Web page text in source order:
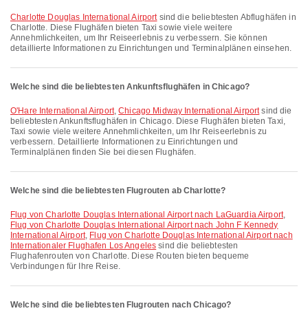
Charlotte Douglas International Airportsind die beliebtesten Abflughäfen in
Charlotte. Diese Flughäfen bieten Taxi sowie viele weitere
Annehmlichkeiten, um Ihr Reiseerlebnis zu verbessern. Sie können
detaillierte Informationen zu Einrichtungen und Terminalplänen einsehen.
Welche sind die beliebtesten Ankunftsflughäfen in Chicago?
O'Hare International Airport,Chicago Midway International Airportsind die
beliebtesten Ankunftsflughäfen in Chicago. Diese Flughäfen bieten Taxi,
Taxi sowie viele weitere Annehmlichkeiten, um Ihr Reiseerlebnis zu
verbessern. Detaillierte Informationen zu Einrichtungen und
Terminalplänen finden Sie bei diesen Flughäfen.
Welche sind die beliebtesten Flugrouten ab Charlotte?
Flug von Charlotte Douglas International Airport nach LaGuardia Airport,
Flug von Charlotte Douglas International Airport nach John F Kennedy
International Airport, Flug von Charlotte Douglas International Airport nach
Internationaler Flughafen Los Angeles sind die beliebtesten
Flughafenrouten von Charlotte. Diese Routen bieten bequeme
Verbindungen für Ihre Reise.
Welche sind die beliebtesten Flugrouten nach Chicago?